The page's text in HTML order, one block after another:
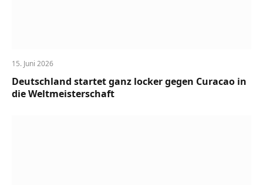
15. Juni 2026
Deutschland startet ganz locker gegen Curacao in
die Weltmeisterschaft